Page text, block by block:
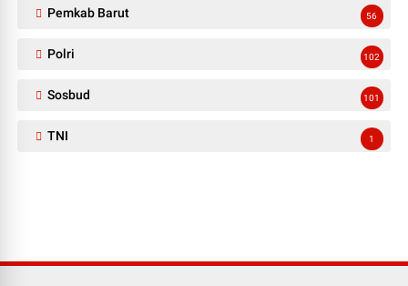
Pemkab Barut 56
Polri 102
Sosbud 101
TNI 1